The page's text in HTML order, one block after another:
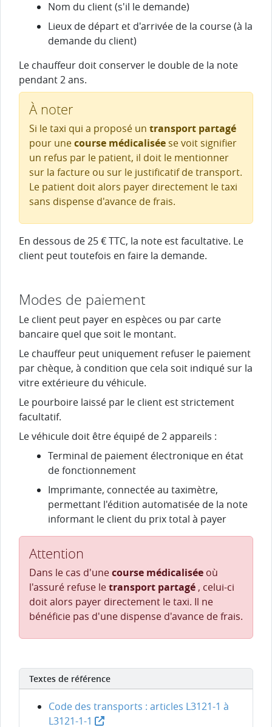
Nom du client (s'il le demande)
Lieux de départ et d'arrivée de la course (à la
demande du client)
Le chauffeur doit conserver le double de la note
pendant 2 ans.
À noter
Si le taxi qui a proposé un transport partagé
pour unecourse médicalisée se voit signifier
un refus par le patient, il doit le mentionner
sur la facture ou sur le justificatif de transport.
Le patient doit alors payer directement le taxi
sans dispense d'avance de frais.
En dessous de25 €TTC, la note est facultative. Le
client peut toutefois en faire la demande.
Modes de paiement
Le client peut payer en espèces ou par carte
bancaire quel que soit le montant.
Le chauffeur peut uniquement refuser le paiement
par chèque, à condition que cela soit indiqué sur la
vitre extérieure du véhicule.
Le pourboire laissé par le client est strictement
facultatif.
Le véhicule doit être équipé de 2 appareils :
Terminal de paiement électronique en état
de fonctionnement
Imprimante, connectée au taximètre,
permettant l'édition automatisée de la note
informant le client du prix total à payer
Attention
Dans le cas d'unecourse médicalisée où
l'assuré refuse letransport partagé , celui-ci
doit alors payer directement le taxi. Il ne
bénéficie pas d'une dispense d'avance de frais.
Textes de référence
Code des transports : articles L3121-1 à
L3121-1-1